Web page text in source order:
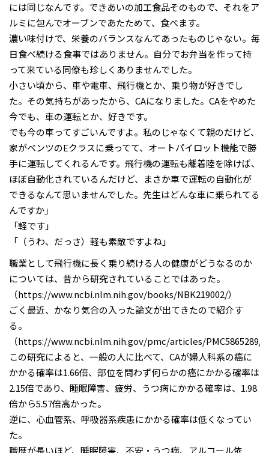
には同じなんです。できあいの加工食品そのもので、それをア
ルミに包んでオーブンであたためて、食べます。
濃い味付けで、栄養のバランスなんてあったものじゃない。毎
日食べ続ける食事ではありません。自分でお弁当を作って持
って来ている同僚も珍しくありませんでした。
小さい頃から、車や電車、飛行機とか、乗り物が好きでし
た。その気持ちがあったから、CAになりました。CAをやめた
今でも、車の運転とか、好きです。
でも今の車ってすごいんですよ。私のじゃなくて親のだけど、
家がベンツのEクラスに乗ってて、オートパイロット機能で勝
手に運転してくれるんです。飛行機の運転も離着陸を除けば、
ほぼ自動化されているんだけど、まさか車で運転の自動化が
できるなんて思いませんでした。先生はどんな車に乗られてる
んですか」
「軽です」
「（うわ、だっさ）軽も素敵ですよね」
職業として飛行機に長く乗り続ける人の健康がどうなるのか
については、昔から研究されていることではあった。
（https://www.ncbi.nlm.nih.gov/books/NBK219002/）
ごく最近、かなり気合の入った論文が出てきたので紹介す
る。
（https://www.ncbi.nlm.nih.gov/pmc/articles/PMC5865289/
この研究によると、一般の人に比べて、CAが婦人科系の癌に
かかる確率は1.66倍、部位を問わず何らかの癌にかかる確率は
2.15倍であり、睡眠障害、疲労、うつ病にかかる確率は、1.98
倍から5.57倍高かった。
逆に、心血管系、呼吸器系疾患にかかる確率は低くなってい
た。
職歴が長いほど、睡眠障害、不安・うつ病、アルコール依